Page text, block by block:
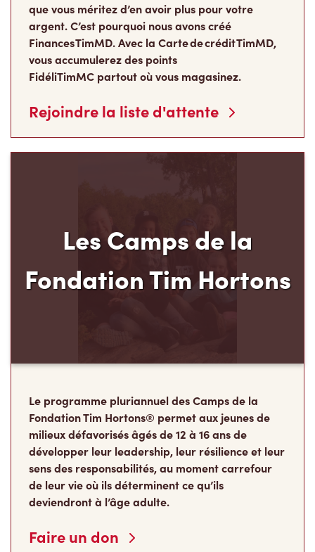
que vous méritez d’en avoir plus pour votre
argent. C’est pourquoi nous avons créé
Finances TimMD. Avec la Carte de crédit TimMD,
vous accumulerez des points
FidéliTimMC partout où vous magasinez.
Rejoindre la liste d'attente
Les Camps de la
Fondation Tim Hortons
Le programme pluriannuel des Camps de la
Fondation Tim Hortons® permet aux jeunes de
milieux défavorisés âgés de 12 à 16 ans de
développer leur leadership, leur résilience et leur
sens des responsabilités, au moment carrefour
de leur vie où ils déterminent ce qu’ils
deviendront à l’âge adulte.
Faire un don